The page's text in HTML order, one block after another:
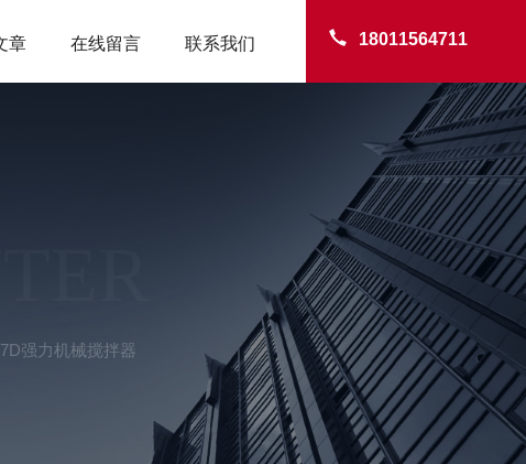
18011564711
章 在线留言 联系我们
强力机械搅拌器